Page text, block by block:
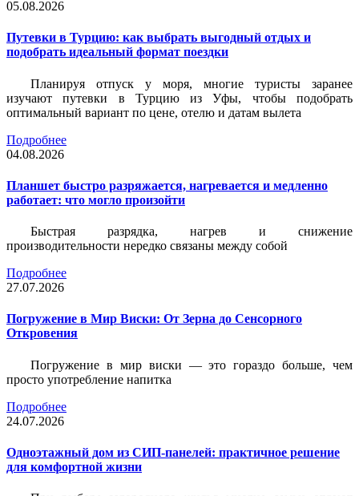
05.08.2026
Путевки в Турцию: как выбрать выгодный отдых и
подобрать идеальный формат поездки
Планируя отпуск у моря, многие туристы заранее
изучают путевки в Турцию из Уфы, чтобы подобрать
оптимальный вариант по цене, отелю и датам вылета
Подробнее
04.08.2026
Планшет быстро разряжается, нагревается и медленно
работает: что могло произойти
Быстрая разрядка, нагрев и снижение
производительности нередко связаны между собой
Подробнее
27.07.2026
Погружение в Мир Виски: От Зерна до Сенсорного
Откровения
Погружение в мир виски — это гораздо больше, чем
просто употребление напитка
Подробнее
24.07.2026
Одноэтажный дом из СИП-панелей: практичное решение
для комфортной жизни